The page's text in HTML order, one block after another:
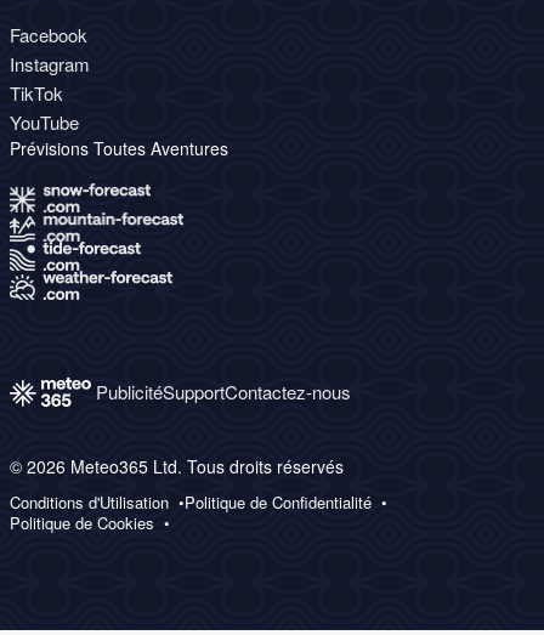
Facebook
Instagram
TikTok
YouTube
Prévisions Toutes Aventures
PublicitéSupportContactez-nous
© 2026 Meteo365 Ltd. Tous droits réservés
Conditions d'Utilisation
Politique de Confidentialité
Politique de Cookies